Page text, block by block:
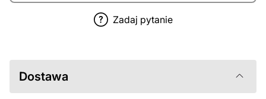
Zadaj pytanie
Dostawa